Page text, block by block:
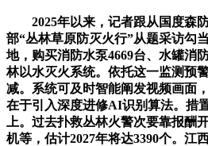
2025年以来，记者跟从国度森防
部“丛林草原防灭火行”从题采访勾
地，购买消防水泵4669台、水罐消
林以水灭火系统。依托这一监测预
减。系统可及时智能阐发视频画面
在于引入深度进修AI识别算法。措
上。过去扑救丛林火警次要靠报酬
机等，估计2027年将达3390个。江